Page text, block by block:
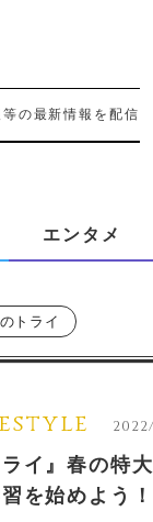
の最新情報を配信！
エンタメ
トライ
ライ』春の特
を始めよう！